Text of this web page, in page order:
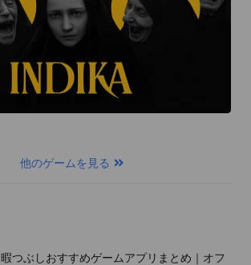
他のゲームを見る
暇つぶしおすすめゲームアプリまとめ｜オフ